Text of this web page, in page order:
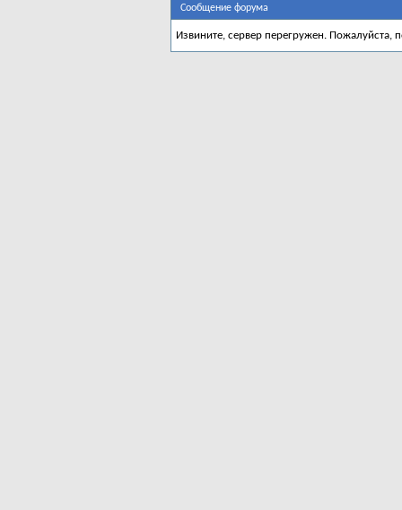
Сообщение форума
Извините, сервер перегружен. Пожалуйста,